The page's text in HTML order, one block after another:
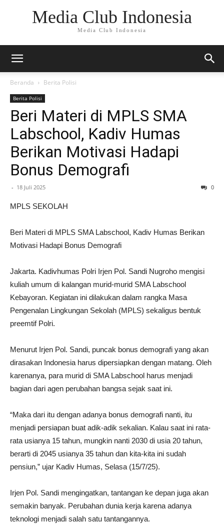
Media Club Indonesia
Media Club Indonesia
Beranda Berita Polisi
Berita Polisi
Beri Materi di MPLS SMA
Labschool, Kadiv Humas
Berikan Motivasi Hadapi
Bonus Demografi
- 18 Juli 2025 0
MPLS SEKOLAH
Beri Materi di MPLS SMA Labschool, Kadiv Humas Berikan
Motivasi Hadapi Bonus Demografi
Jakarta. Kadivhumas Polri Irjen Pol. Sandi Nugroho mengisi
kuliah umum di kalangan murid-murid SMA Labschool
Kebayoran. Kegiatan ini dilakukan dalam rangka Masa
Pengenalan Lingkungan Sekolah (MPLS) sekaligus bentuk
preemtif Polri.
Menurut Irjen Pol. Sandi, puncak bonus demografi yang akan
dirasakan Indonesia harus dipersiapkan dengan matang. Oleh
karenanya, para murid di SMA Labschool harus menjadi
bagian dari agen perubahan bangsa sejak saat ini.
“Maka dari itu dengan adanya bonus demografi nanti, itu
menjadi persiapan buat adik-adik sekalian. Kalau saat ini rata-
rata usianya 15 tahun, mungkin nanti 2030 di usia 20 tahun,
berarti di 2045 usianya 35 tahun dan kita-kita ini sudah
pensiun,” ujar Kadiv Humas, Selasa (15/7/25).
Irjen Pol. Sandi mengingatkan, tantangan ke depan juga akan
semakin banyak. Perubahan dunia kerja karena adanya
teknologi menjadi salah satu tantangannya.